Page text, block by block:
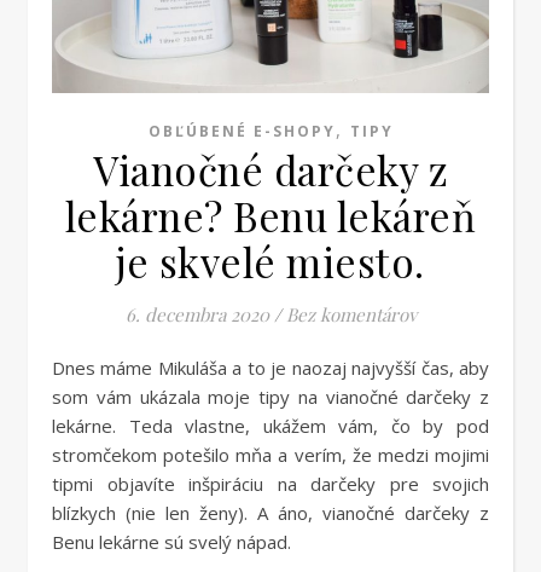
OBĽÚBENÉ E-SHOPY, TIPY
Vianočné darčeky z
lekárne? Benu lekáreň
je skvelé miesto.
6. decembra 2020 / Bez komentárov
Dnes máme Mikuláša a to je naozaj najvyšší čas, aby
som vám ukázala moje tipy na vianočné darčeky z
lekárne. Teda vlastne, ukážem vám, čo by pod
stromčekom potešilo mňa a verím, že medzi mojimi
tipmi objavíte inšpiráciu na darčeky pre svojich
blízkych (nie len ženy). A áno, vianočné darčeky z
Benu lekárne sú svelý nápad.